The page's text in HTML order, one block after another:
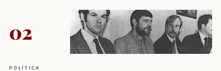
02
POLÍTICA